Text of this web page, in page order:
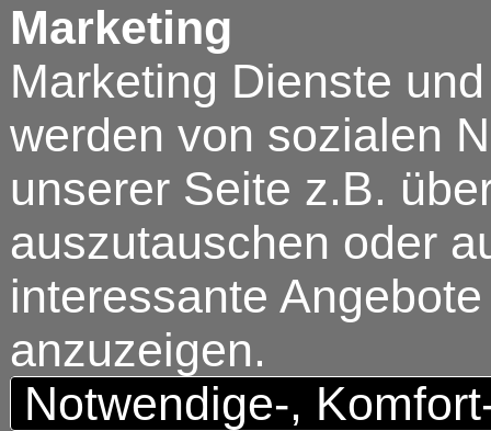
Marketing
Marketing Dienste
werden von sozialen
unserer Seite z.B.
auszutauschen oder
interessante
anzuzeigen.
Notwendige-,